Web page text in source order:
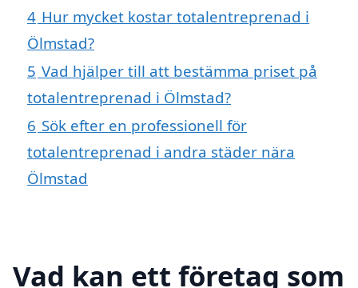
4 Hur mycket kostar totalentreprenad i
Ölmstad?
5 Vad hjälper till att bestämma priset på
totalentreprenad i Ölmstad?
6 Sök efter en professionell för
totalentreprenad i andra städer nära
Ölmstad
Vad kan ett företag som